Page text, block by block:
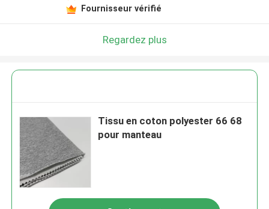
Fournisseur vérifié
Regardez plus
Tissu en coton polyester 66 68
pour manteau